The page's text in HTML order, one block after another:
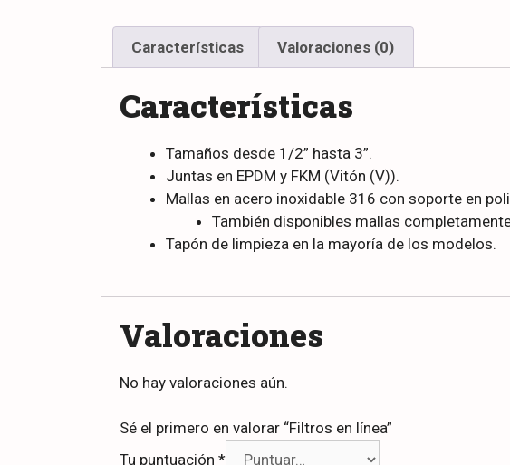
Características Valoraciones (0)
Características
Tamaños desde 1/2” hasta 3”.
Juntas en EPDM y FKM (Vitón (V)).
Mallas en acero inoxidable 316 con soporte en
También disponibles mallas
Tapón de limpieza en la mayoría de los modelos.
Valoraciones
No hay valoraciones aún.
Sé el primero en valorar “Filtros en línea”
Tu puntuación *